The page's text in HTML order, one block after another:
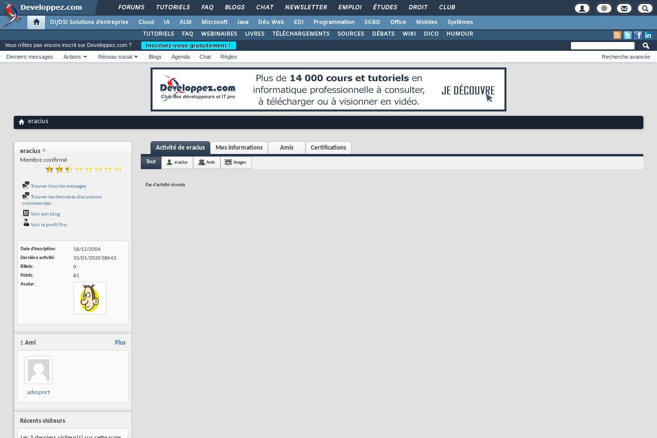
FORUMS TUTORIELS FAQ BLOGS CHAT NEWSLETTER EMPLOI ÉTUDES DROIT CLUB
DI/DSI Solutions d'entreprise Cloud IA ALM Microsoft Java Dév. Web EDI Programmation SGBD Office Mobiles
Systèmes
TUTORIELS
FAQ WEBINAIRES LIVRES TÉLÉCHARGEMENTS SOURCES DÉBATS WIKI DICO HUMOUR
Vous n'êtes pas encore inscrit sur Developpez.com ?
Inscrivez-vous gratuitement !
Derniers messages
Actions Réseau social Blogs Agenda Chat Règles Recherche avancée
eracius
eracius
Membre confirmé
Trouver tous les messages
Trouver les dernières discussions
commencées
Voir son blog
Voir le profil Pro
Date d'inscription
18/12/2004
Dernière activité
10/01/202008h43
Billets
0
Points
81
Avatar
Plus
1 Ami
adesport
Récents visiteurs
Activité de eracius Mes informations Amis Certifications
Tout eracius Amis Images
Pas d'activité récente